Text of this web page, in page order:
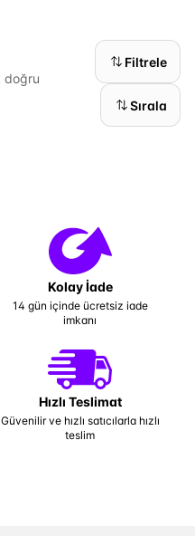
doğru
Filtrele
Sırala
Kolay İade
14 gün içinde ücretsiz iade
imkanı
Hızlı Teslimat
Güvenilir ve hızlı satıcılarla hızlı
teslim